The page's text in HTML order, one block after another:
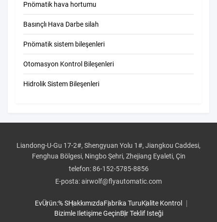
Pnömatik hava hortumu
Basınçlı Hava Darbe silah
Pnömatik sistem bileşenleri
Otomasyon Kontrol Bileşenleri
Hidrolik Sistem Bileşenleri
Liandong-U-Gu 17-2#, Shengyuan Yolu 1#, Jiangkou Caddesi,
Fenghua Bölgesi, Ningbo Şehri, Zhejiang Eyaleti, Çin
telefon:86-152-5785-8856
E-posta:airwolf@flyautomatic.com
EvÜrün:% SHakkımızdaFabrika TuruKalite Kontrol
Bizimle Iletişime GeçinBir Teklif Isteği